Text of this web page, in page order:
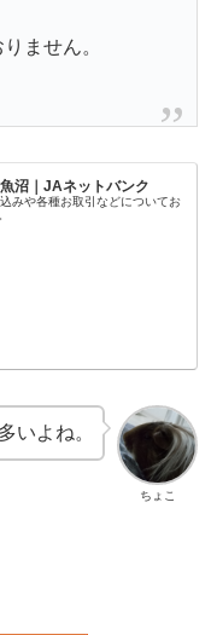
ません。
沼｜JAネットバンク
みや各種お取引などについてお
ちょこ
いよね。